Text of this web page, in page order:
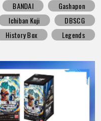
BANDAI
Gashapon
Ichiban Kuji
DBSCG
History Box
Legends